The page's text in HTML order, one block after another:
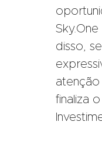
disso,
atenção
finaliza